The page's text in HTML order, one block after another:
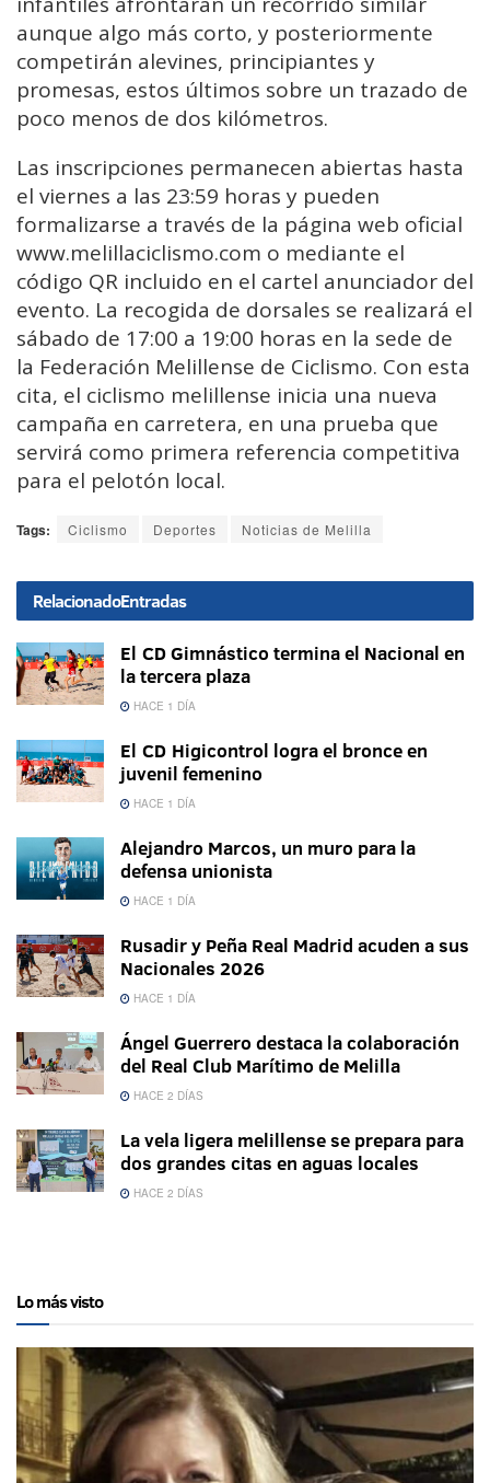
aunque algo más corto, y posteriormente
competirán alevines, principiantes y
promesas, estos últimos sobre un trazado de
poco menos de dos kilómetros.
Las inscripciones permanecen abiertas hasta
el viernes a las 23:59 horas y pueden
formalizarse a través de la página web oficial
www.melillaciclismo.com o mediante el
código QR incluido en el cartel anunciador del
evento. La recogida de dorsales se realizará el
sábado de 17:00 a 19:00 horas en la sede de
la Federación Melillense de Ciclismo. Con esta
cita, el ciclismo melillense inicia una nueva
campaña en carretera, en una prueba que
servirá como primera referencia competitiva
para el pelotón local.
Tags: Ciclismo Deportes Noticias de Melilla
RelacionadoEntradas
El CD Gimnástico termina el Nacional en
la tercera plaza
HACE 1 DÍA
El CD Higicontrol logra el bronce en
juvenil femenino
HACE 1 DÍA
Alejandro Marcos, un muro para la
defensa unionista
HACE 1 DÍA
Rusadir y Peña Real Madrid acuden a sus
Nacionales 2026
HACE 1 DÍA
Ángel Guerrero destaca la colaboración
del Real Club Marítimo de Melilla
HACE 2 DÍAS
La vela ligera melillense se prepara para
dos grandes citas en aguas locales
HACE 2 DÍAS
Lo más visto